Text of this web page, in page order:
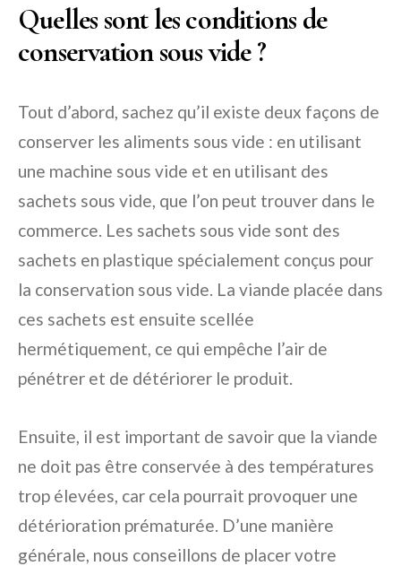
Quelles sont les conditions de
conservation sous vide ?
Tout d’abord, sachez qu’il existe deux façons de
conserver les aliments sous vide : en utilisant
une machine sous vide et en utilisant des
sachets sous vide, que l’on peut trouver dans le
commerce. Les sachets sous vide sont des
sachets en plastique spécialement conçus pour
la conservation sous vide. La viande placée dans
ces sachets est ensuite scellée
hermétiquement, ce qui empêche l’air de
pénétrer et de détériorer le produit.
Ensuite, il est important de savoir que la viande
ne doit pas être conservée à des températures
trop élevées, car cela pourrait provoquer une
détérioration prématurée. D’une manière
générale, nous conseillons de placer votre